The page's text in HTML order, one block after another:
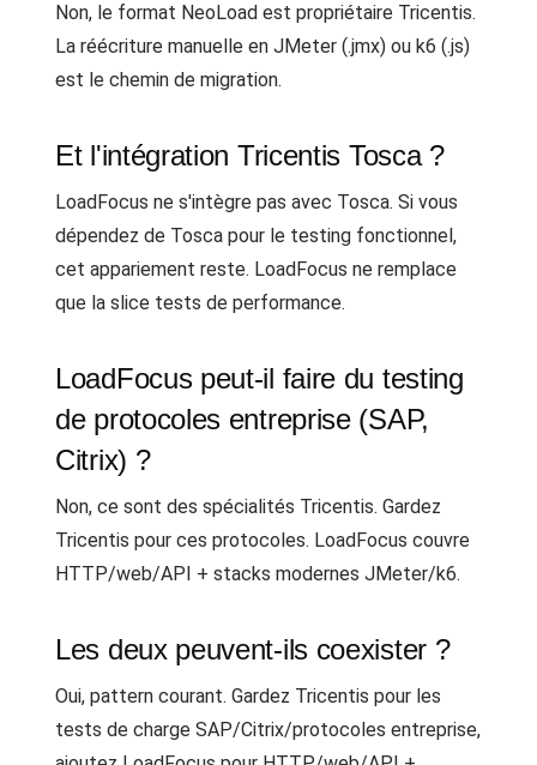
Non, le format NeoLoad est propriétaire Tricentis.
La réécriture manuelle en JMeter (.jmx) ou k6 (.js)
est le chemin de migration.
Et l'intégration Tricentis Tosca ?
LoadFocus ne s'intègre pas avec Tosca. Si vous
dépendez de Tosca pour le testing fonctionnel,
cet appariement reste. LoadFocus ne remplace
que la slice tests de performance.
LoadFocus peut-il faire du testing
de protocoles entreprise (SAP,
Citrix) ?
Non, ce sont des spécialités Tricentis. Gardez
Tricentis pour ces protocoles. LoadFocus couvre
HTTP/web/API + stacks modernes JMeter/k6.
Les deux peuvent-ils coexister ?
Oui, pattern courant. Gardez Tricentis pour les
tests de charge SAP/Citrix/protocoles entreprise,